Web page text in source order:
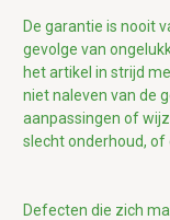
De garantie is nooit
gevolge van
het artikel in strijd
niet naleven van de
aanpassingen of
slecht onderhoud, of
Defecten die zich